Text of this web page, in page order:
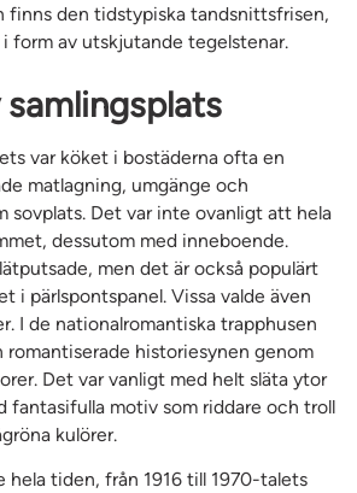
finns den tidstypiska tandsnittsfrisen,
form av utskjutande tegelstenar.
var köket i bostäderna ofta en
matlagning, umgänge och
sovplats. Det var inte ovanligt att hela
dessutom med inneboende.
men det är också populärt
i pärlspontspanel. Vissa valde även
I de nationalromantiska trapphusen
romantiserade historiesynen genom
Det var vanligt med helt släta ytor
fantasifulla motiv som riddare och troll
kulörer.
hela tiden, från 1916 till 1970-talets